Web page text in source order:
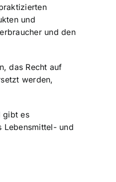
und
und den
das Recht auf
werden,
gibt es
Lebensmittel- und